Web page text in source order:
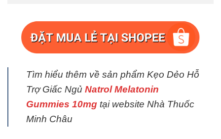
Tìm hiểu thêm về sản phẩm Kẹo Dẻo Hỗ
Trợ Giấc Ngủ Natrol Melatonin
Gummies 10mg tại website Nhà Thuốc
Minh Châu